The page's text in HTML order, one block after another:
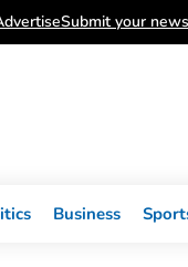
Submit your news
Business